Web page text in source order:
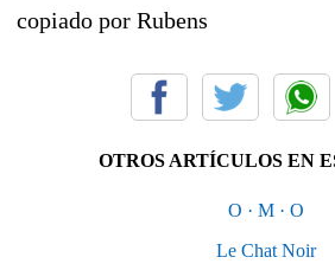
copiado por Rubens
OTROS ARTÍCULOS EN
O · M · O
Le Chat Noir